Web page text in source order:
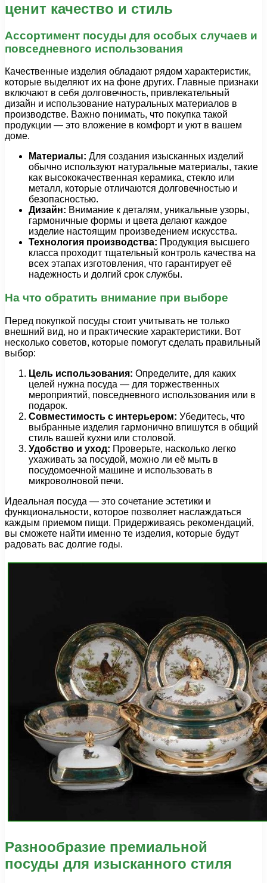
ценит качество и стиль
Ассортимент посуды для особых случаев и
повседневного использования
Качественные изделия обладают рядом характеристик,
которые выделяют их на фоне других. Главные признаки
включают в себя долговечность, привлекательный
дизайн и использование натуральных материалов в
производстве. Важно понимать, что покупка такой
продукции — это вложение в комфорт и уют в вашем
доме.
Материалы: Для создания изысканных изделий
обычно используют натуральные материалы, такие
как высококачественная керамика, стекло или
металл, которые отличаются долговечностью и
безопасностью.
Дизайн: Внимание к деталям, уникальные узоры,
гармоничные формы и цвета делают каждое
изделие настоящим произведением искусства.
Технология производства: Продукция высшего
класса проходит тщательный контроль качества на
всех этапах изготовления, что гарантирует её
надежность и долгий срок службы.
На что обратить внимание при выборе
Перед покупкой посуды стоит учитывать не только
внешний вид, но и практические характеристики. Вот
несколько советов, которые помогут сделать правильный
выбор:
Цель использования: Определите, для каких
целей нужна посуда — для торжественных
мероприятий, повседневного использования или в
подарок.
Совместимость с интерьером: Убедитесь, что
выбранные изделия гармонично впишутся в общий
стиль вашей кухни или столовой.
Удобство и уход: Проверьте, насколько легко
ухаживать за посудой, можно ли её мыть в
посудомоечной машине и использовать в
микроволновой печи.
Идеальная посуда — это сочетание эстетики и
функциональности, которое позволяет наслаждаться
каждым приемом пищи. Придерживаясь рекомендаций,
вы сможете найти именно те изделия, которые будут
радовать вас долгие годы.
Разнообразие премиальной
посуды для изысканного стиля